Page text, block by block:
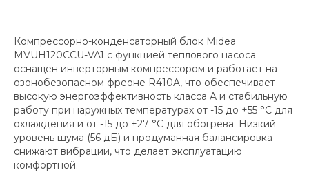
Компрессорно-конденсаторный блок Midea
MVUH120CCU-VA1 с функцией теплового насоса
оснащён инверторным компрессором и работает на
озонобезопасном фреоне R410A, что обеспечивает
высокую энергоэффективность класса A и стабильную
работу при наружных температурах от -15 до +55 °C для
охлаждения и от -15 до +27 °C для обогрева. Низкий
уровень шума (56 дБ) и продуманная балансировка
снижают вибрации, что делает эксплуатацию
комфортной.